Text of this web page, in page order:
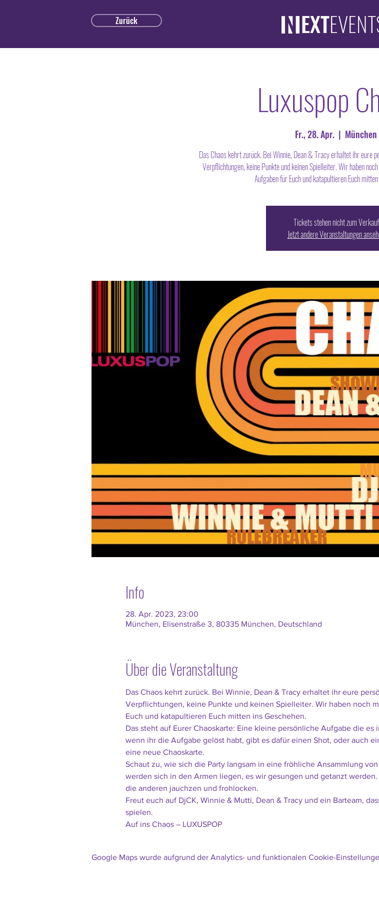
Zurück EXT
Luxuspop
Fr., 28. Apr.
  |
München
Das Chaos kehrt zurück. Bei Winnie, Dean & Tracy erhaltet ihr eure
Verpflichtungen, keine Punkte und keinen Spielleiter. Wir haben
Aufgaben für Euch und katapultieren Euch
Tickets stehen nicht zum Verkauf
Jetzt andere Veranstaltungen
Info
28. Apr. 2023, 23:00
München, Elisenstraße 3, 80335 München, Deutschland
Über die Veranstaltung
Das Chaos kehrt zurück. Bei Winnie, Dean & Tracy erhaltet ihr eure
Verpflichtungen, keine Punkte und keinen Spielleiter. Wir haben noch
Euch und katapultieren Euch mitten ins Geschehen.
Das steht auf Eurer Chaoskarte: Eine kleine persönliche Aufgabe die
wenn ihr die Aufgabe gelöst habt, gibt es dafür einen Shot, oder auch
eine neue Chaoskarte.
Schaut zu, wie sich die Party langsam in eine fröhliche Ansammlung
werden sich in den Armen liegen, es wir gesungen und getanzt
die anderen jauchzen und frohlocken.
Freut euch auf DjCK, Winnie & Mutti, Dean & Tracy und ein Barteam,
spielen.
Auf ins Chaos – LUXUSPOP
Google Maps wurde aufgrund der Analytics- und funktionalen Cookie-